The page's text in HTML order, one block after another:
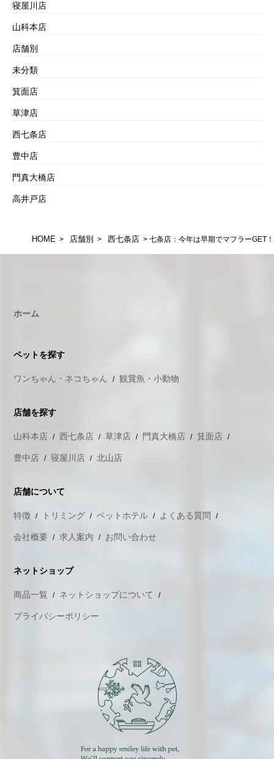
寝屋川店
山科本店
店舗別
未分類
箕面店
草津店
西七条店
豊中店
門真大橋店
高井戸店
HOME > 店舗別 > 西七条店 > 七条店：今年は早期でマフラーGET！
ホーム
ペットを探す
ワンちゃん・ネコちゃん 観賞魚・小動物
店舗を探す
山科本店 西七条店 草津店 門真大橋店 箕面店
豊中店 寝屋川店 北山店
店舗について
特徴 トリミング ペットホテル よくある質問
会社概要 求人案内 お問い合わせ
ネットショップ
商品一覧 ネットショップについて
プライバシーポリシー